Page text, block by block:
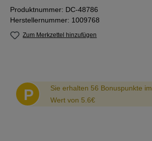
Produktnummer: DC-48786
Herstellernummer: 1009768
Zum Merkzettel hinzufügen
P
Sie erhalten 56 Bonuspunkte im
Wert von 5.6€